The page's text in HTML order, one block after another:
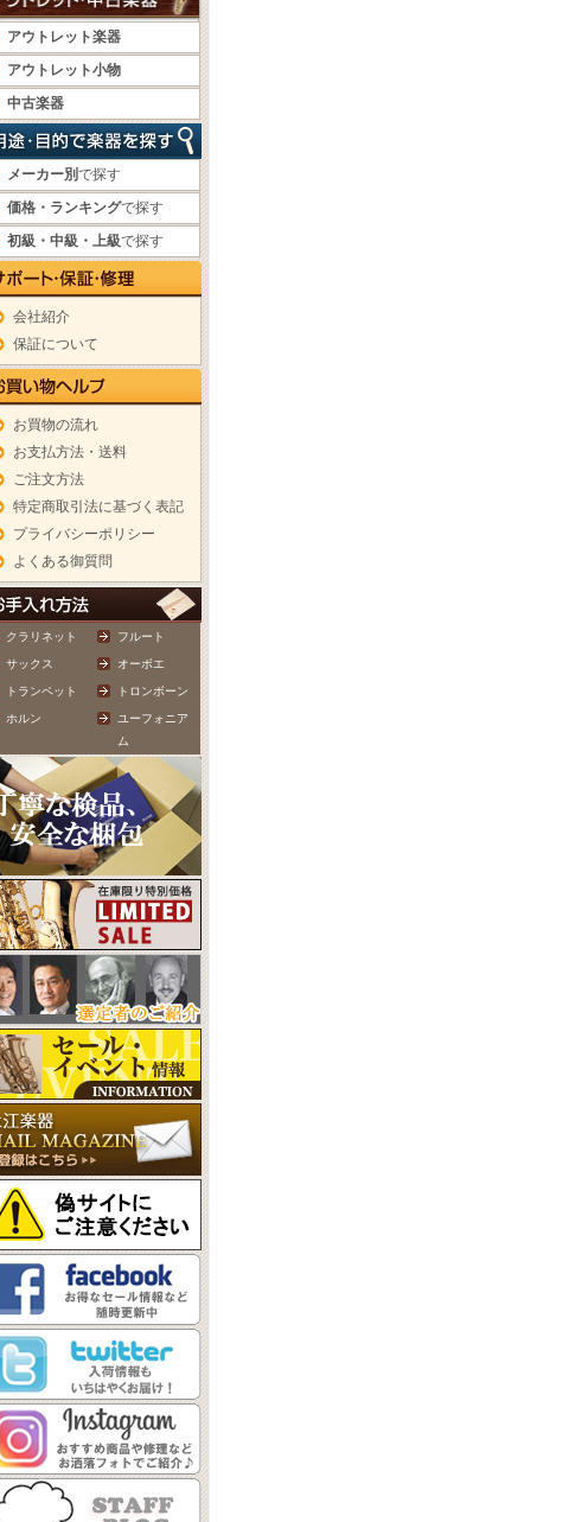
アウトレット楽器
アウトレット小物
中古楽器
メーカー別で探す
価格・ランキングで探す
初級・中級・上級で探す
会社紹介
保証について
お買物の流れ
お支払方法・送料
ご注文方法
特定商取引法に基づく表記
プライバシーポリシー
よくある御質問
クラリネット フルート
サックス オーボエ
トランペット トロンボーン
ホルン
ユーフォニア
ム